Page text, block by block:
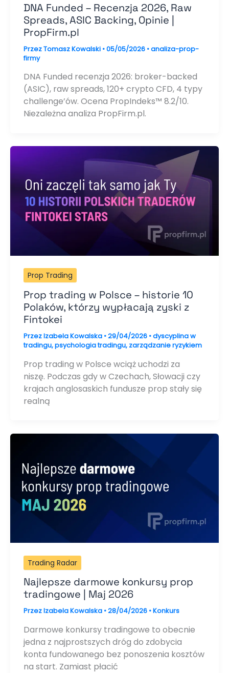
DNA Funded – Recenzja 2026, Raw
Spreads, ASIC Backing, Opinie |
PropFirm.pl
PrzezTomasz Kowalski •05/05/2026 •analiza-prop-
firmy
DNA Funded recenzja 2026: broker-backed
(ASIC), raw spreads, 120+ crypto CFD, 4 typy
challenge’ów. Ocena PropIndeks™ 8.2/10.
Niezależna analiza PropFirm.pl.
Prop Trading
Prop trading w Polsce – historie 10
Polaków, którzy wypłacają zyski z
Fintokei
PrzezIzabela Kowalska •29/04/2026 •dyscyplina w
tradingu,psychologia tradingu, zarządzanie ryzykiem
Prop trading w Polsce wciąż uchodzi za
niszę. Podczas gdy w Czechach, Słowacji czy
krajach anglosaskich fundusze prop stały się
realną
Trading Radar
Najlepsze darmowe konkursy prop
tradingowe | Maj 2026
PrzezIzabela Kowalska •28/04/2026 •Konkurs
Darmowe konkursy tradingowe to obecnie
jedna z najprostszych dróg do zdobycia
konta fundowanego bez ponoszenia kosztów
na start. Zamiast płacić